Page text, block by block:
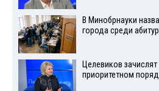
В Минобрнауки
города среди
Целевиков
приоритетном